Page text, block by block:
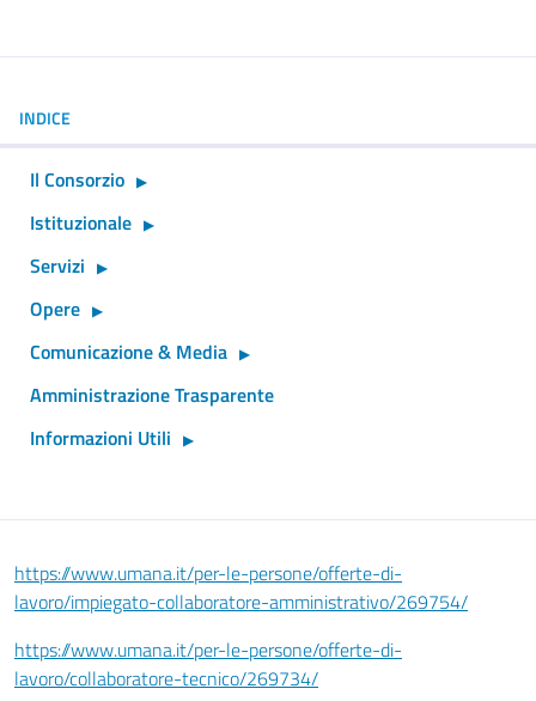
INDICE
Il Consorzio
Istituzionale
Servizi
Opere
Comunicazione & Media
Amministrazione Trasparente
Informazioni Utili
https://www.umana.it/per-le-persone/offerte-di-
lavoro/impiegato-collaboratore-amministrativo/269754/
https://www.umana.it/per-le-persone/offerte-di-
lavoro/collaboratore-tecnico/269734/